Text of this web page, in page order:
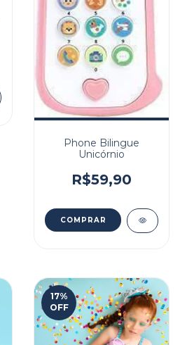
Phone Bilingue
Unicórnio
R$59,90
17%
OFF